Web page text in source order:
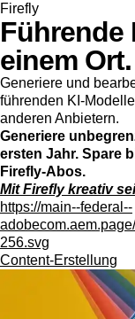
Firefly
Führende
einem Ort.
Generiere und
führenden KI-
anderen Anbietern.
Generiere
ersten Jahr. Spare
Firefly-Abos.
Mit Firefly kreativ
https://main--federal--
256.svg
Content-Erstellung